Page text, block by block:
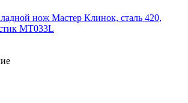
нож Мастер Клинок, сталь 420,
MT033L